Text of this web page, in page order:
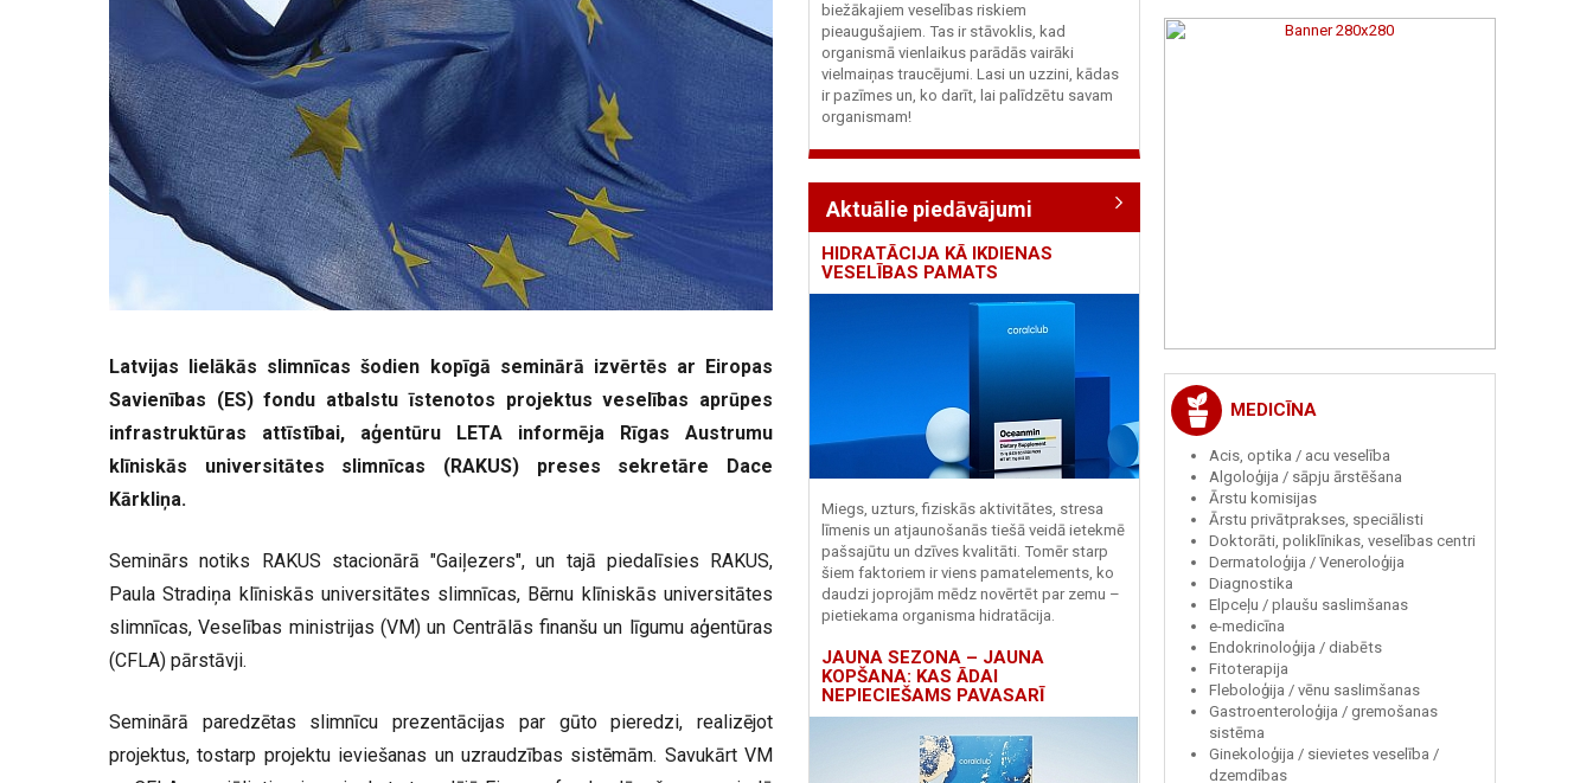
Latvijas lielākās slimnīcas šodien kopīgā seminārā izvērtēs ar Eiropas
Savienības (ES) fondu atbalstu īstenotos projektus veselības aprūpes
infrastruktūras attīstībai, aģentūru LETA informēja Rīgas Austrumu
klīniskās universitātes slimnīcas (RAKUS) preses sekretāre Dace
Kārkliņa.
Seminārs notiks RAKUS stacionārā "Gaiļezers", un tajā piedalīsies RAKUS,
Paula Stradiņa klīniskās universitātes slimnīcas, Bērnu klīniskās universitātes
slimnīcas, Veselības ministrijas (VM) un Centrālās finanšu un līgumu aģentūras
(CFLA) pārstāvji.
Seminārā paredzētas slimnīcu prezentācijas par gūto pieredzi, realizējot
projektus, tostarp projektu ieviešanas un uzraudzības sistēmām. Savukārt VM
biežākajiem veselības riskiem
pieaugušajiem. Tas ir stāvoklis, kad
organismā vienlaikus parādās vairāki
vielmaiņas traucējumi. Lasi un uzzini, kādas
ir pazīmes un, ko darīt, lai palīdzētu savam
organismam!
Aktuālie piedāvājumi
HIDRATĀCIJA KĀ IKDIENAS
VESELĪBAS PAMATS
Miegs, uzturs, fiziskās aktivitātes, stresa
līmenis un atjaunošanās tiešā veidā ietekmē
pašsajūtu un dzīves kvalitāti. Tomēr starp
šiem faktoriem ir viens pamatelements, ko
daudzi joprojām mēdz novērtēt par zemu –
pietiekama organisma hidratācija.
JAUNA SEZONA – JAUNA
KOPŠANA: KAS ĀDAI
NEPIECIEŠAMS PAVASARĪ
MEDICĪNA
Acis, optika / acu veselība
Algoloģija / sāpju ārstēšana
Ārstu komisijas
Ārstu privātprakses, speciālisti
Doktorāti, poliklīnikas, veselības centri
Dermatoloģija / Veneroloģija
Diagnostika
Elpceļu / plaušu saslimšanas
e-medicīna
Endokrinoloģija / diabēts
Fitoterapija
Fleboloģija / vēnu saslimšanas
Gastroenteroloģija / gremošanas
sistēma
Ginekoloģija / sievietes veselība /
dzemdības